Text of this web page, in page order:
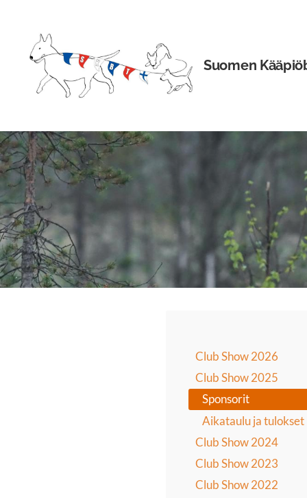
sisältöön
Suomen
Club Show 2026
Club Show 2025
Sponsorit
Aikataulu ja tulokset
Club Show 2024
Club Show 2023
Club Show 2022